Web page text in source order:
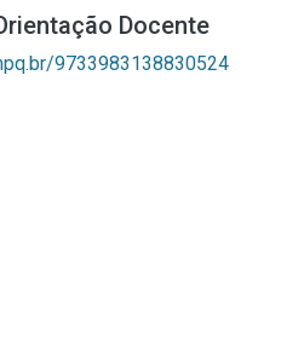
Docente
9733983138830524